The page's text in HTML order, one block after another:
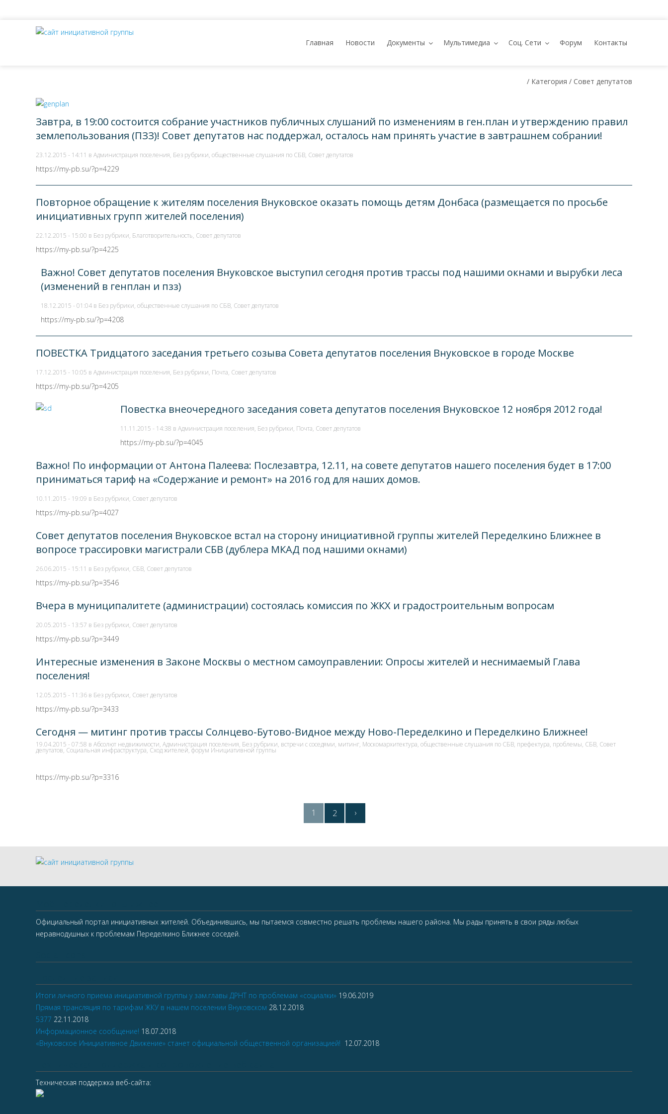
Главная Новости Документы Мультимедиа Соц. Сети Форум Контакты
/ Категория / Совет депутатов
Завтра, в 19:00 состоится собрание участников публичных слушаний по изменениям в ген.план и утверждению правил
землепользования (ПЗЗ)! Совет депутатов нас поддержал, осталось нам принять участие в завтрашнем собрании!
23.12.2015 - 14:11 в Администрация поселения, Без рубрики, общественные слушания по СБВ, Совет депутатов
https://my-pb.su/?p=4229
Повторное обращение к жителям поселения Внуковское оказать помощь детям Донбаса (размещается по просьбе
инициативных групп жителей поселения)
22.12.2015 - 15:00 в Без рубрики, Благотворительность, Совет депутатов
https://my-pb.su/?p=4225
Важно! Совет депутатов поселения Внуковское выступил сегодня против трассы под нашими окнами и вырубки леса
(изменений в генплан и пзз)
18.12.2015 - 01:04 в Без рубрики, общественные слушания по СБВ, Совет депутатов
https://my-pb.su/?p=4208
ПОВЕСТКА Тридцатого заседания третьего созыва Совета депутатов поселения Внуковское в городе Москве
17.12.2015 - 10:05 в Администрация поселения, Без рубрики, Почта, Совет депутатов
https://my-pb.su/?p=4205
Повестка внеочередного заседания совета депутатов поселения Внуковское 12 ноября 2012 года!
11.11.2015 - 14:38 в Администрация поселения, Без рубрики, Почта, Совет депутатов
https://my-pb.su/?p=4045
Важно! По информации от Антона Палеева: Послезавтра, 12.11, на совете депутатов нашего поселения будет в 17:00
приниматься тариф на «Содержание и ремонт» на 2016 год для наших домов.
10.11.2015 - 19:09 в Без рубрики, Совет депутатов
https://my-pb.su/?p=4027
Совет депутатов поселения Внуковское встал на сторону инициативной группы жителей Переделкино Ближнее в
вопросе трассировки магистрали СБВ (дублера МКАД под нашими окнами)
26.06.2015 - 15:11 в Без рубрики, СБВ, Совет депутатов
https://my-pb.su/?p=3546
Вчера в муниципалитете (администрации) состоялась комиссия по ЖКХ и градостроительным вопросам
20.05.2015 - 13:57 в Без рубрики, Совет депутатов
https://my-pb.su/?p=3449
Интересные изменения в Законе Москвы о местном самоуправлении: Опросы жителей и неснимаемый Глава
поселения!
12.05.2015 - 11:36 в Без рубрики, Совет депутатов
https://my-pb.su/?p=3433
Сегодня — митинг против трассы Солнцево-Бутово-Видное между Ново-Переделкино и Переделкино Ближнее!
19.04.2015 - 07:58 в Абсолют недвижимости, Администрация поселения, Без рубрики, встречи с соседями, митинг, Москомархитектура, общественные слушания по СБВ, префектура, проблемы, СБВ, Совет
депутатов, Социальная инфраструктура, Сход жителей,форум Инициативной группы
https://my-pb.su/?p=3316
1 2 ›
Официальный портал инициативных жителей. Объединившись, мы пытаемся совместно решать проблемы нашего района. Мы рады принять в свои ряды любых
неравнодушных к проблемам Переделкино Ближнее соседей.
Итоги личного приема инициативной группы у зам.главы ДРНТ по проблемам «социалки» 19.06.2019
Прямая трансляция по тарифам ЖКУ в нашем поселении Внуковском 28.12.2018
5377 22.11.2018
Информационное сообщение! 18.07.2018
«Внуковское Инициативное Движение» станет официальной общественной организацией! 12.07.2018
Техническая поддержка веб-сайта: